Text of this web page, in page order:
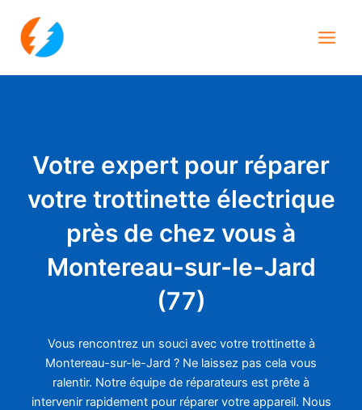
contenu
Votre expert pour réparer
votre trottinette électrique
près de chez vous à
Montereau-sur-le-Jard
(77)
Vous rencontrez un souci avec votre trottinette à
Montereau-sur-le-Jard ? Ne laissez pas cela vous
ralentir. Notre équipe de réparateurs est prête à
intervenir rapidement pour réparer votre appareil. Nous